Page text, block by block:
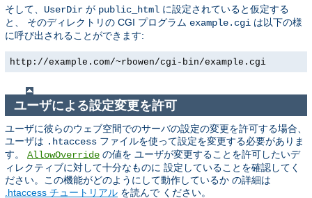
そして、 UserDir が public_html に設定されていると仮定する
と、 そのディレクトリの CGI プログラム example.cgi は以下の様
に呼び出されることができます:
http://example.com/~rbowen/cgi-bin/example.cgi
ユーザによる設定変更を許可
ユーザに彼らのウェブ空間でのサーバの設定の変更を許可する場合、
ユーザは .htaccess ファイルを使って設定を変更する必要がありま
す。 AllowOverride の値を ユーザが変更することを許可したいデ
ィレクティブに対して十分なものに 設定していることを確認してく
ださい。この機能がどのようにして動作しているか の詳細は
.htaccess チュートリアル を読んで ください。